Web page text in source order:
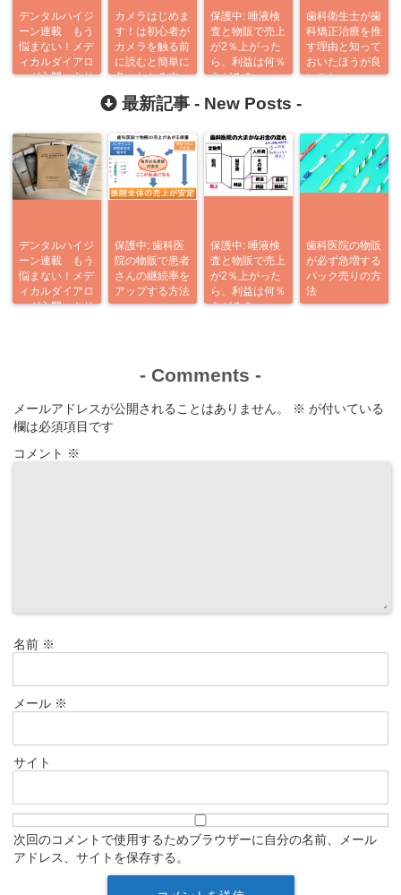
デンタルハイジ
ーン連載 もう
悩まない！メデ
ィカルダイアロ
ーグ入門 あり
カメラはじめま
す！は初心者が
カメラを触る前
に読むと簡単に
色々わかる本
保護中: 唾液検
査と物販で売上
が2％上がった
ら、利益は何％
あがる？
歯科衛生士が歯
科矯正治療を推
す理由と知って
おいたほうが良
いこと
最新記事 - New Posts -
デンタルハイジ
ーン連載 もう
悩まない！メデ
ィカルダイアロ
ーグ入門 あり
保護中: 歯科医
院の物販で患者
さんの継続率を
アップする方法
保護中: 唾液検
査と物販で売上
が2％上がった
ら、利益は何％
あがる？
歯科医院の物販
が必ず急増する
パック売りの方
法
- Comments -
メールアドレスが公開されることはありません。 ※ が付いている
欄は必須項目です
コメント ※
名前 ※
メール ※
サイト
次回のコメントで使用するためブラウザーに自分の名前、メール
アドレス、サイトを保存する。